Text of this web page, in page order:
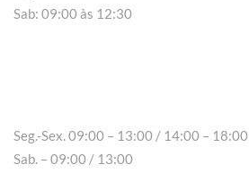
Sab: 09:00 às 12:30
Seg.-Sex. 09:00 – 13:00 / 14:00 – 18:00
Sab. – 09:00 / 13:00